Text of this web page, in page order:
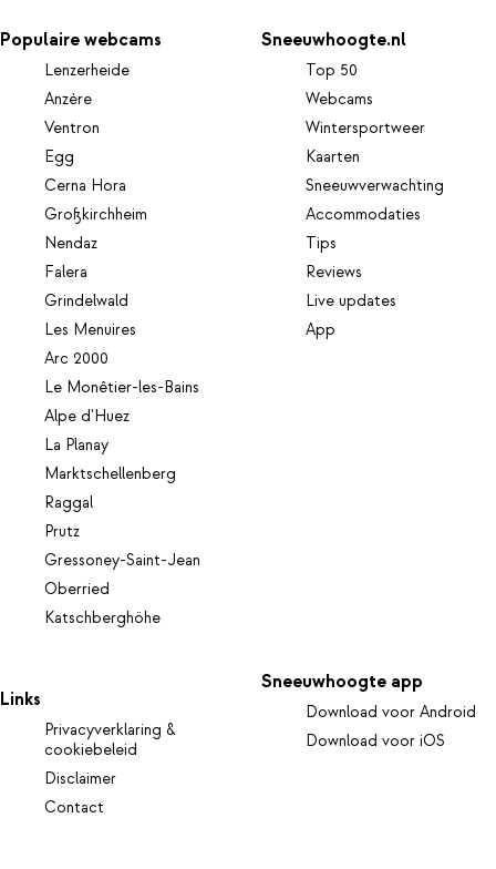
Populaire webcams
Lenzerheide
Anzère
Ventron
Egg
Cerna Hora
Großkirchheim
Nendaz
Falera
Grindelwald
Les Menuires
Arc 2000
Le Monêtier-les-Bains
Alpe d'Huez
La Planay
Marktschellenberg
Raggal
Prutz
Gressoney-Saint-Jean
Oberried
Katschberghöhe
Sneeuwhoogte.nl
Top 50
Webcams
Wintersportweer
Kaarten
Sneeuwverwachting
Accommodaties
Tips
Reviews
Live updates
App
Links
Privacyverklaring &
cookiebeleid
Disclaimer
Contact
Sneeuwhoogte app
Download voor Android
Download voor iOS